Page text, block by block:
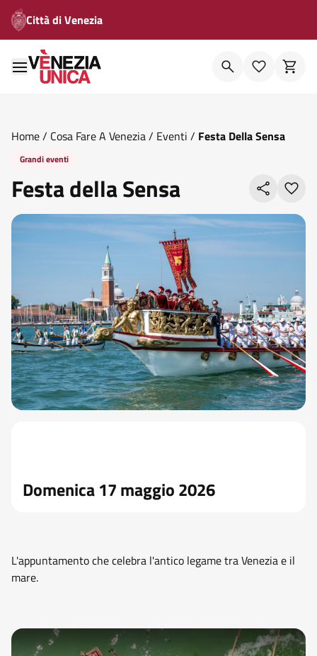
Città di Venezia
Home/ Cosa Fare A Venezia/ Eventi / Festa Della Sensa
Grandi eventi
Festa della Sensa
Domenica 17 maggio 2026
L'appuntamento che celebra l'antico legame tra Venezia e il
mare.